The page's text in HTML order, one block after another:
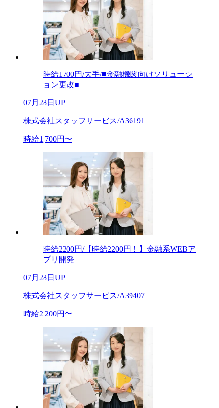
時給1700円/大手/■金融機関向けソリューシ
ョン更改■
07月28日UP
株式会社スタッフサービス/A36191
時給1,700円〜
時給2200円/【時給2200円！】金融系WEBア
プリ開発
07月28日UP
株式会社スタッフサービス/A39407
時給2,200円〜